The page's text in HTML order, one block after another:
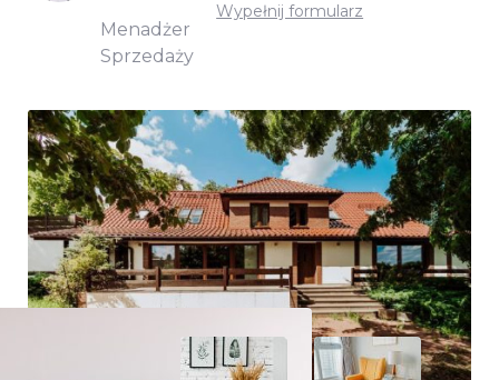
Menadżer
Sprzedaży
Wypełnij formularz